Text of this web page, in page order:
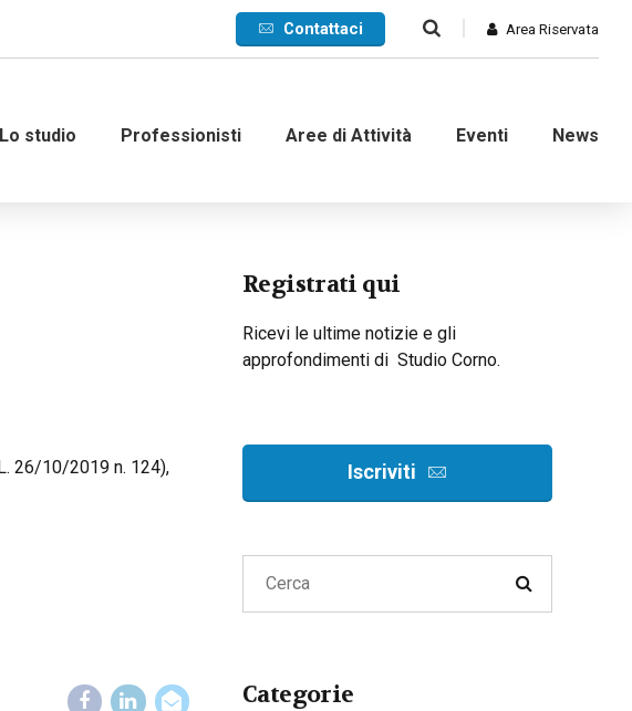
Contattaci Area Riservata
Lo studio Professionisti Aree di Attività
Operazioni straordinarie
Contenzioso e ADR
Recupero crediti
Eventi News
26/10/2019 n. 124),
Registrati qui
Ricevi le ultime notizie e gli
approfondimenti di Studio Corno.
Iscriviti
Categorie